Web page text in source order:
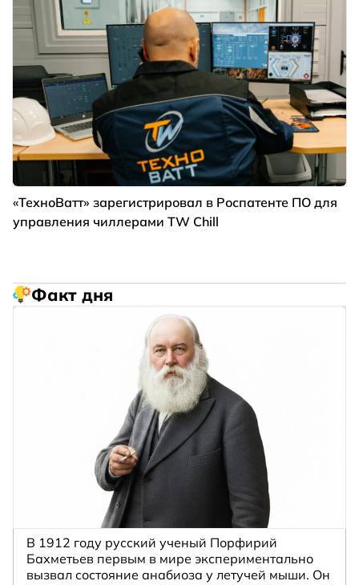
«ТехноВатт» зарегистрировал в Роспатенте ПО для
управления чиллерами TW Chill
Факт дня
В 1912 году русский ученый Порфирий
Бахметьев первым в мире экспериментально
вызвал состояние анабиоза у летучей мыши. Он